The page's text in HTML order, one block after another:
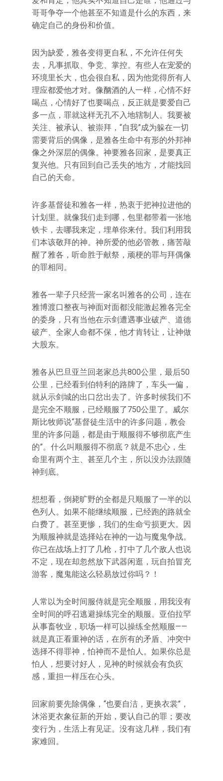
哥哥争夺一个他甚至不知道是什么的东西，来
确定自己的身份和价值。
因为缺爱，雅各变得更自私，不允许任何失
去，凡事抓取、争竞、掌控。有些人在宠爱的
环境里长大，也会很自私，因为他觉得所有人
理应都爱他才对。像酗酒的人一样，心情不好
喝点，心情好了也要喝点，反正就是要爱自己
多一点，罪就这样无孔不入地辖制人。我要被
关注、被承认、被崇拜，“自我”成为躲在一切
需要背后的偶像，是雅各生命中有形的外邦神
像之外深层的偶像。神要雅各回家，是要真正
复兴他。只有回到自己丢失的地方，才能找回
自己的天命。
许多基督徒和雅各一样，热衷于把神拉进他的
计划里。就像我们走到哪，包里都带着一张地
铁卡，去哪我来定，埋单你来付。我们利用我
们本该敬拜的神。神所爱的他必管教，痛苦敲
醒了雅各，听命胜于献祭，顽梗的罪与拜偶像
的罪相同。
雅各一辈子只经营一家名叫雅各的公司，连在
雅博渡口整夜与神面对面都没能激起雅各完全
的委身，只有当他在示剑遭遇事业破产、道德
破产、全家人命都不保，他才肯转让，让神做
大股东。
雅各从巴旦亚兰回老家总共800公里，最后50
公里，已经看到伯特利的路牌了，车头一偏，
就从示剑城的出口岔出去了。许多时候我们不
是完全不顺服，已经顺服了750公里了。威尔
斯比牧师说“基督徒生活中的许多问题，教会
里的许多问题，都是由于顺服得不够彻底产生
的”。什么叫顺服得不彻底？就是不忠心，生
命里有两个主、甚至几个主，所以没办法跟随
神到底。
想想看，倒毙旷野的全都是只顺服了一半的以
色列人。如果不能继续顺服，已经跑的路就全
白费了。甚至更惨，我们的生命亏损更大。因
为顺服神就是选择站在神的一边与魔鬼争战。
你已在战场上打了几枪，打中了几个敌人也说
不定，现在却忽然放下武器闲逛，玩自拍冒充
游客，魔鬼能这么轻易放过你吗？！
人常以为全时间服侍就是完全顺服，用我没有
全时间的呼召逃避操练完全的顺服。亚伯拉罕
从事畜牧业，职场一样可以操练全然顺服——
就是真正看重神的话，在所有的矛盾、冲突中
选择不得罪神，怕神而不是怕人。如果你总是
怕人，想要讨好人，见神的时候就会有负疚
感，重担一样压在心头。
回家前要先除偶像，“也要自洁，更换衣裳”，
沐浴更衣象征新的开始，要认自己的罪；要改
变行为，生活上有见证。没有这几样，我们有
家难回。